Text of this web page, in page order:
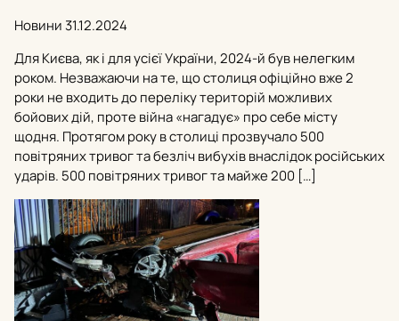
Новини 31.12.2024
Для Києва, як і для усієї України, 2024-й був нелегким
роком. Незважаючи на те, що столиця офіційно вже 2
роки не входить до переліку територій можливих
бойових дій, проте війна «нагадує» про себе місту
щодня. Протягом року в столиці прозвучало 500
повітряних тривог та безліч вибухів внаслідок російських
ударів. 500 повітряних тривог та майже 200 […]